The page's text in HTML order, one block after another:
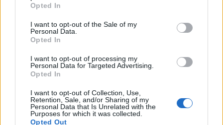
Opted In
I want to opt-out of the Sale of my
Personal Data.
Opted In
I want to opt-out of processing my
Personal Data for Targeted Advertising.
Opted In
I want to opt-out of Collection, Use,
Retention, Sale, and/or Sharing of my
Personal Data that Is Unrelated with the
Purposes for which it was collected.
Opted Out
Selezioniamo per te
Il meglio di